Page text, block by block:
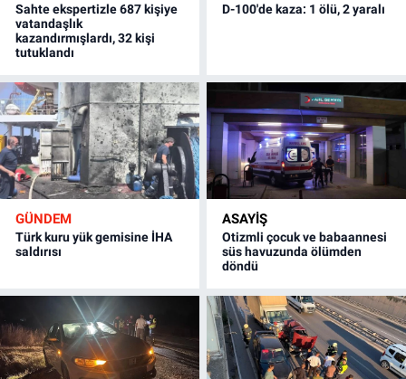
Sahte ekspertizle 687 kişiye
vatandaşlık
kazandırmışlardı, 32 kişi
tutuklandı
D-100'de kaza: 1 ölü, 2 yaralı
GÜNDEM
Türk kuru yük gemisine İHA
saldırısı
ASAYİŞ
Otizmli çocuk ve babaannesi
süs havuzunda ölümden
döndü